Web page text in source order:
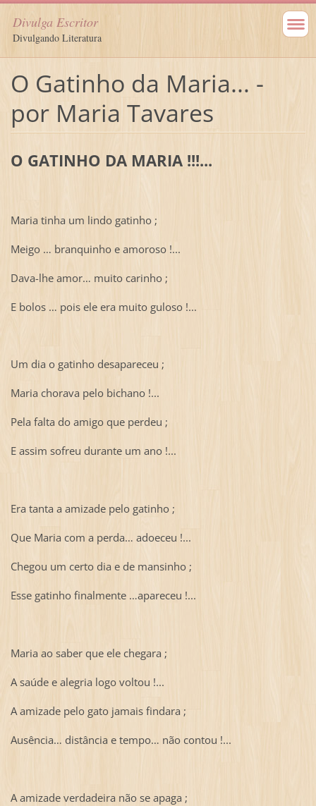
Divulga Escritor
Divulgando Literatura
O Gatinho da Maria... -
por Maria Tavares
O GATINHO DA MARIA !!!...
Maria tinha um lindo gatinho ;
Meigo … branquinho e amoroso !...
Dava-lhe amor… muito carinho ;
E bolos … pois ele era muito guloso !...
Um dia o gatinho desapareceu ;
Maria chorava pelo bichano !...
Pela falta do amigo que perdeu ;
E assim sofreu durante um ano !...
Era tanta a amizade pelo gatinho ;
Que Maria com a perda… adoeceu !...
Chegou um certo dia e de mansinho ;
Esse gatinho finalmente …apareceu !...
Maria ao saber que ele chegara ;
A saúde e alegria logo voltou !...
A amizade pelo gato jamais findara ;
Ausência… distância e tempo… não contou !...
A amizade verdadeira não se apaga ;